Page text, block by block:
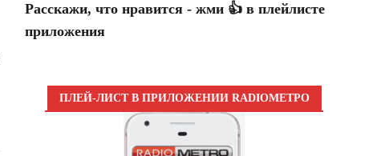
Расскажи, что нравится - жми 👍 в плейлисте
приложения
ПЛЕЙ-ЛИСТ В ПРИЛОЖЕНИИ RADIOМЕТРО